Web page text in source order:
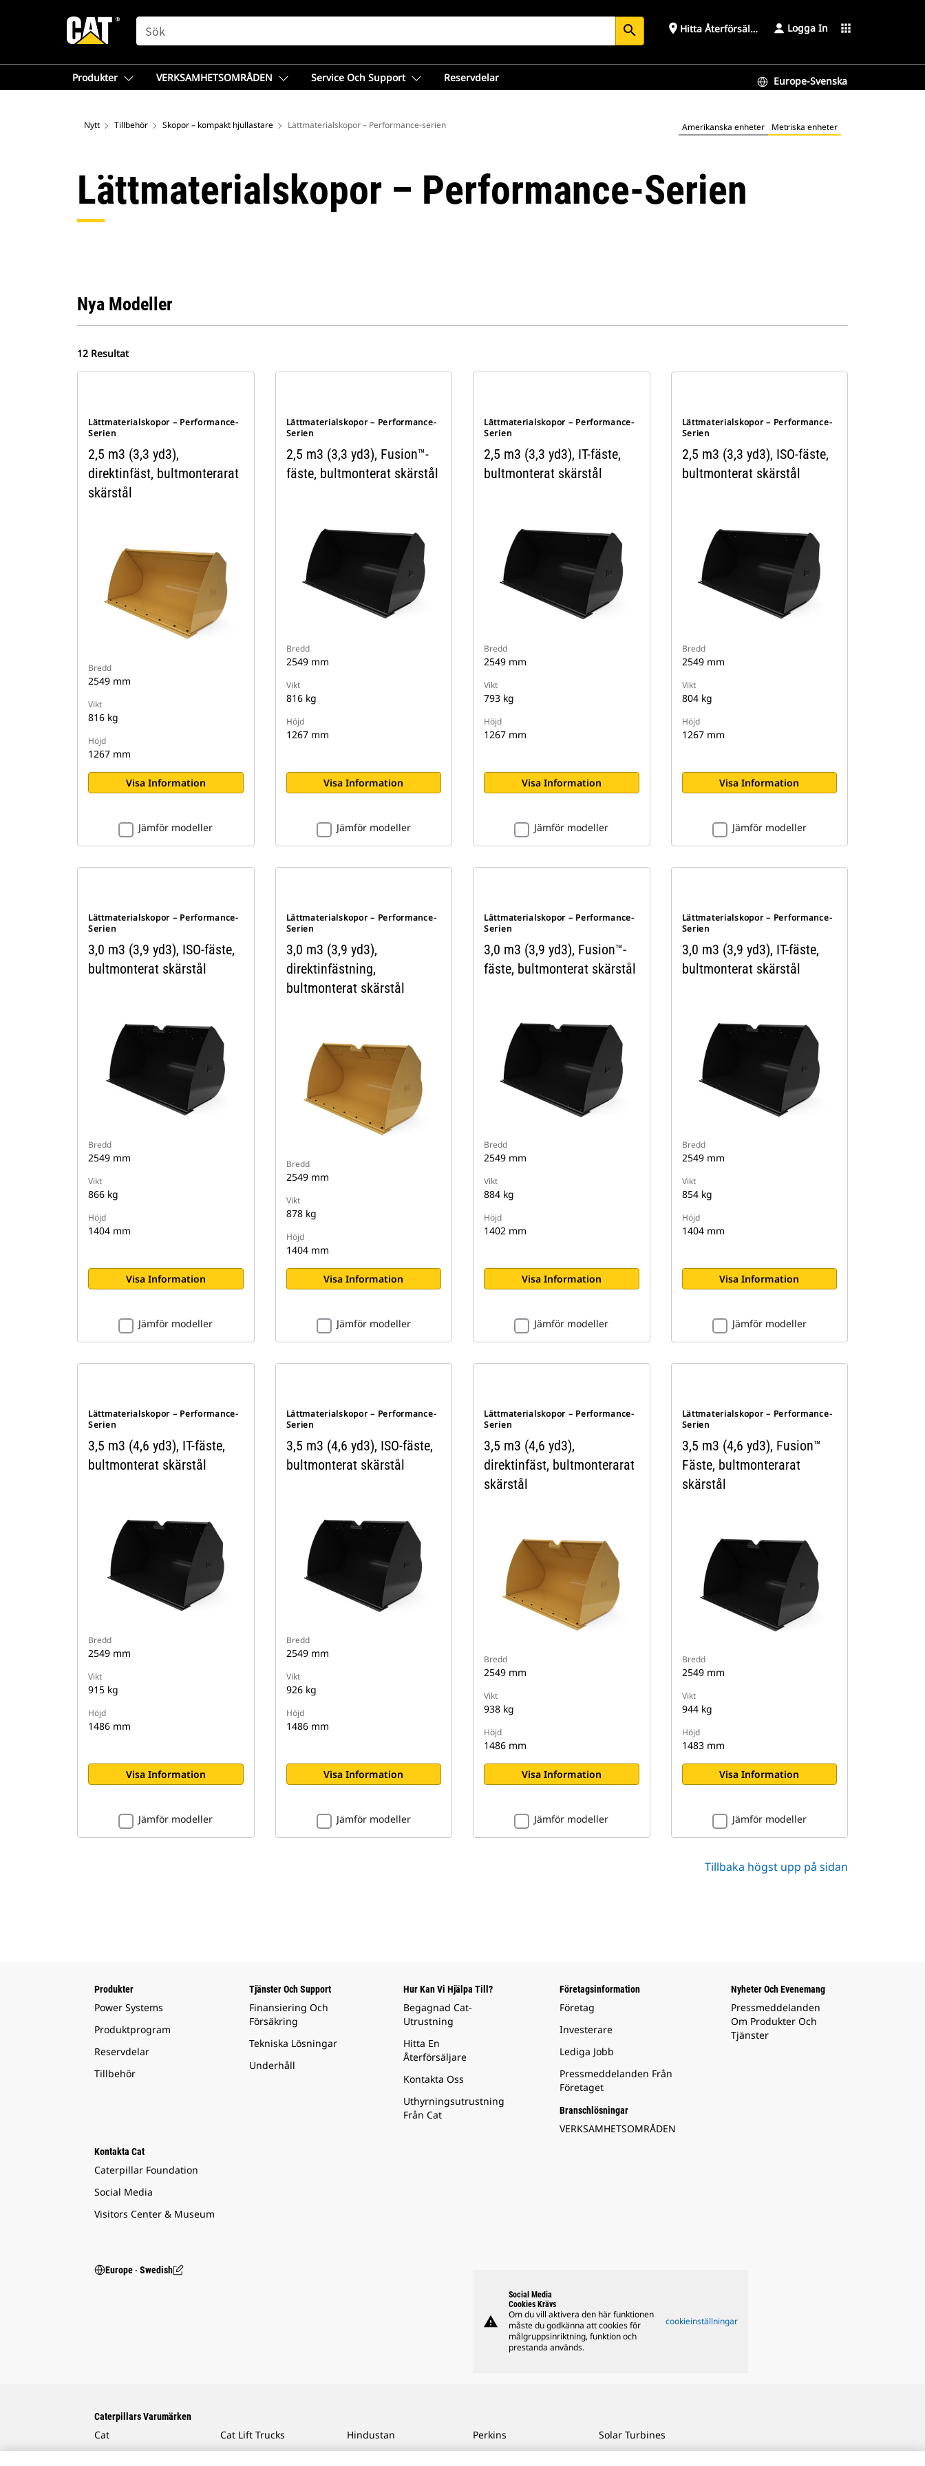
SEARCH search place Hitta Återförsäljare Logga In apps
Produkter VERKSAMHETSOMRÅDEN Service Och Support Reservdelar Europe-Svenska
Nytt Tillbehör Skopor – kompakt hjullastare Lättmaterialskopor – Performance-serien Amerikanska enheter Metriska enheter
Lättmaterialskopor – Performance-Serien
Nya Modeller
12 Resultat
Lättmaterialskopor – Performance-
Serien
2,5 m3 (3,3 yd3),
direktinfäst, bultmonterarat
skärstål
Bredd
2549 mm
Vikt
816 kg
Höjd
1267 mm
Visa Information
Jämför modeller
Lättmaterialskopor – Performance-
Serien
2,5 m3 (3,3 yd3), Fusion™-
fäste, bultmonterat skärstål
Bredd
2549 mm
Vikt
816 kg
Höjd
1267 mm
Visa Information
Jämför modeller
Lättmaterialskopor – Performance-
Serien
2,5 m3 (3,3 yd3), IT-fäste,
bultmonterat skärstål
Bredd
2549 mm
Vikt
793 kg
Höjd
1267 mm
Visa Information
Jämför modeller
Lättmaterialskopor – Performance-
Serien
2,5 m3 (3,3 yd3), ISO-fäste,
bultmonterat skärstål
Bredd
2549 mm
Vikt
804 kg
Höjd
1267 mm
Visa Information
Jämför modeller
Lättmaterialskopor – Performance-
Serien
3,0 m3 (3,9 yd3), ISO-fäste,
bultmonterat skärstål
Bredd
2549 mm
Vikt
866 kg
Höjd
1404 mm
Visa Information
Jämför modeller
Lättmaterialskopor – Performance-
Serien
3,0 m3 (3,9 yd3),
direktinfästning,
bultmonterat skärstål
Bredd
2549 mm
Vikt
878 kg
Höjd
1404 mm
Visa Information
Jämför modeller
Lättmaterialskopor – Performance-
Serien
3,0 m3 (3,9 yd3), Fusion™-
fäste, bultmonterat skärstål
Bredd
2549 mm
Vikt
884 kg
Höjd
1402 mm
Visa Information
Jämför modeller
Lättmaterialskopor – Performance-
Serien
3,0 m3 (3,9 yd3), IT-fäste,
bultmonterat skärstål
Bredd
2549 mm
Vikt
854 kg
Höjd
1404 mm
Visa Information
Jämför modeller
Lättmaterialskopor – Performance-
Serien
3,5 m3 (4,6 yd3), IT-fäste,
bultmonterat skärstål
Bredd
2549 mm
Vikt
915 kg
Höjd
1486 mm
Visa Information
Jämför modeller
Lättmaterialskopor – Performance-
Serien
3,5 m3 (4,6 yd3), ISO-fäste,
bultmonterat skärstål
Bredd
2549 mm
Vikt
926 kg
Höjd
1486 mm
Visa Information
Jämför modeller
Lättmaterialskopor – Performance-
Serien
3,5 m3 (4,6 yd3),
direktinfäst, bultmonterarat
skärstål
Bredd
2549 mm
Vikt
938 kg
Höjd
1486 mm
Visa Information
Jämför modeller
Lättmaterialskopor – Performance-
Serien
3,5 m3 (4,6 yd3), Fusion™
Fäste, bultmonterarat
skärstål
Bredd
2549 mm
Vikt
944 kg
Höjd
1483 mm
Visa Information
Jämför modeller
Tillbaka högst upp på sidan
Produkter
Power Systems
Produktprogram
Reservdelar
Tillbehör
Tjänster Och Support
Finansiering Och
Försäkring
Tekniska Lösningar
Underhåll
Hur Kan Vi Hjälpa Till?
Begagnad Cat-
Utrustning
Hitta En
Återförsäljare
Kontakta Oss
Uthyrningsutrustning
Från Cat
Företagsinformation
Företag
Investerare
Lediga Jobb
Pressmeddelanden Från
Företaget
Branschlösningar
VERKSAMHETSOMRÅDEN
Nyheter Och Evenemang
Pressmeddelanden
Om Produkter Och
Tjänster
Kontakta Cat
Caterpillar Foundation
Social Media
Visitors Center & Museum
Europe ‧ Swedish
warning
Social Media
Cookies Krävs
Om du vill aktivera den här funktionen
måste du godkänna att cookies för
målgruppsinriktning, funktion och
prestanda används.
cookieinställningar
Caterpillars Varumärken
Cat
Cat Lift Trucks
Hindustan
Perkins
Solar Turbines